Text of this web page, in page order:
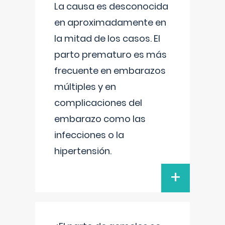
La causa es desconocida
en aproximadamente en
la mitad de los casos. El
parto prematuro es más
frecuente en embarazos
múltiples y en
complicaciones del
embarazo como las
infecciones o la
hipertensión.
+